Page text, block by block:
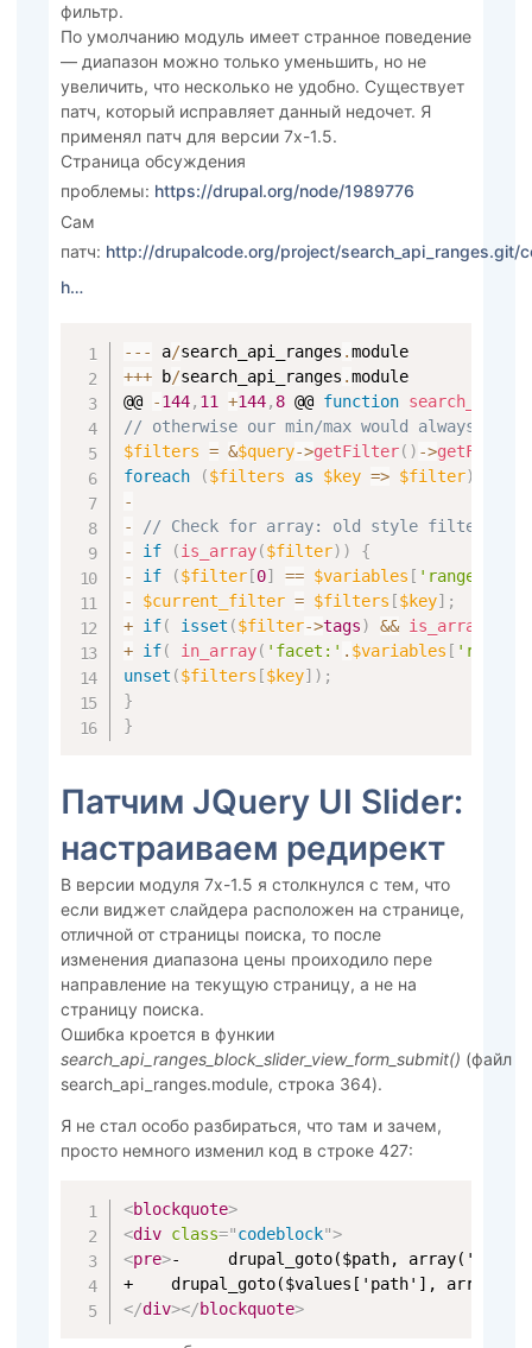
фильтр.
По умолчанию модуль имеет странное поведение
— диапазон можно только уменьшить, но не
увеличить, что несколько не удобно. Существует
патч, который исправляет данный недочет. Я
применял патч для версии 7x-1.5.
Страница обсуждения
проблемы: https://drupal.org/node/1989776
Сам
патч: http://drupalcode.org/project/search_api_ranges.git/
h…
-- - a/search_api_ranges .
+++ b/search_api_ranges .module
@@
-144, 11 +144, 8 @@ function
// otherwise our min/max would always
$filters = &$query->getFilter( ) ->getFilters
foreach
($filters as $key => $filter)
-
-
// Check for array: old style filters are
-
if (is_array($filter) )
{
-
if ($filter [0] == $variables [
-
$current_filter = $filters [$key] ;
+ if( isset ($filter->tags) && is_array
+ if( in_array( 'facet:' . $variables [
unset ($filters [$key] ) ;
}
}
Патчим JQuery UI Slider:
настраиваем редирект
В версии модуля 7х-1.5 я столкнулся с тем, что
если виджет слайдера расположен на странице,
отличной от страницы поиска, то после
изменения диапазона цены проиходило пере
направление на текущую страницу, а не на
страницу поиска.
Ошибка кроется в функии
search_api_ranges_block_slider_view_form_submit() (файл
search_api_ranges.module, строка 364).
Я не стал особо разбираться, что там и зачем,
просто немного изменил код в строке 427:
<blockquote>
<div class="codeblock">
<pre>-     drupal_goto($path, array('query'
+    drupal_goto($values['path'],
</div></blockquote>